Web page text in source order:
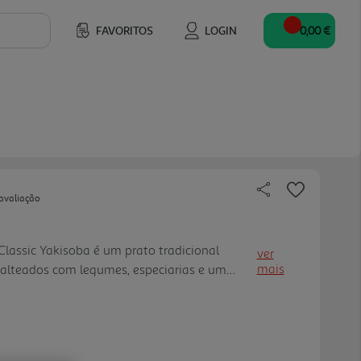
FAVORITOS LOGIN 0,00 €
Yakisoba é um prato tradicional
com legumes, especiarias e um
Classic é a combinação perfeita de
ver
mais